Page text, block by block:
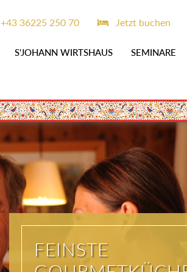
S'JOHANN WIRTSHAUS SEMINARE
+43 36225 250 70 Jetzt buchen
IM
AUSSEERLAND